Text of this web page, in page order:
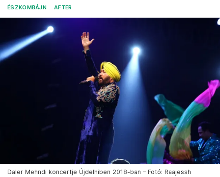
ÉSZKOMBÁJN AFTER
Daler Mehndi koncertje Újdelhiben 2018-ban – Fotó: Raajessh